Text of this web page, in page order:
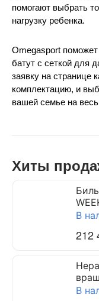
помогают выбрать
нагрузку ребенка.
Omegasport
батут с сеткой для
заявку на странице
комплектацию, и
вашей семье на весь
Хиты
В
212
В